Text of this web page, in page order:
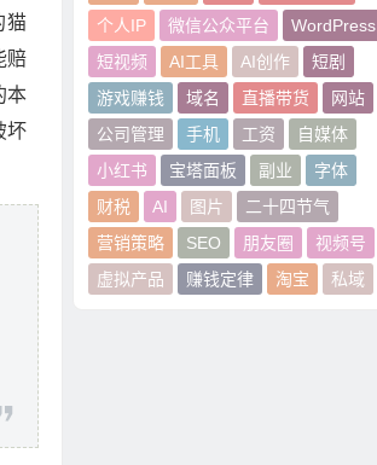
猫
赔
本
坏
个人IP
微信公众平台
WordPress
短视频
AI工具 AI创作
短剧
游戏赚钱
域名 直播带货
网站
公司管理
手机 工资
自媒体
小红书
宝塔面板 副业
字体
财税
AI 图片
二十四节气
营销策略
SEO 朋友圈
视频号
虚拟产品
赚钱定律 淘宝 私域